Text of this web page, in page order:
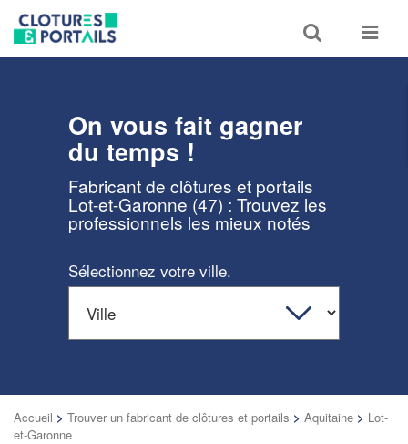
Toggle
search
Toggle
On vous fait gagner
du temps !
Fabricant de clôtures et portails
Lot-et-Garonne (47) : Trouvez les
professionnels les mieux notés
Sélectionnez votre ville.
Accueil > Trouver un fabricant de clôtures et portails > Aquitaine > Lot-
et-Garonne